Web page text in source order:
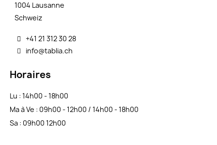
1004 Lausanne
Schweiz
+41 21 312 30 28
info@tablia.ch
Horaires
Lu : 14h00 - 18h00
Ma à Ve : 09h00 - 12h00 / 14h00 - 18h00
Sa : 09h00 12h00